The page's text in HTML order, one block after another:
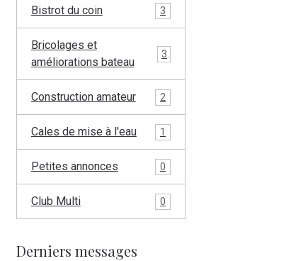
Bistrot du coin 3
Bricolages et
améliorations bateau
Construction amateur 2
Cales de mise à l'eau 1
Petites annonces 0
Club Multi 0
Derniers messages